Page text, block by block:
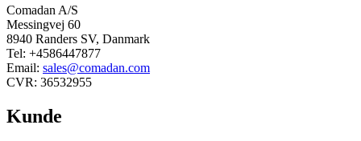
Comadan A/S
Messingvej 60
8940 Randers SV, Danmark
Tel: +4586447877
Email: sales@comadan.com
CVR: 36532955
Kunde